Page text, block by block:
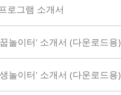
로그램 소개서
놀이터' 소개서 (다운로드용)
놀이터' 소개서 (다운로드용)